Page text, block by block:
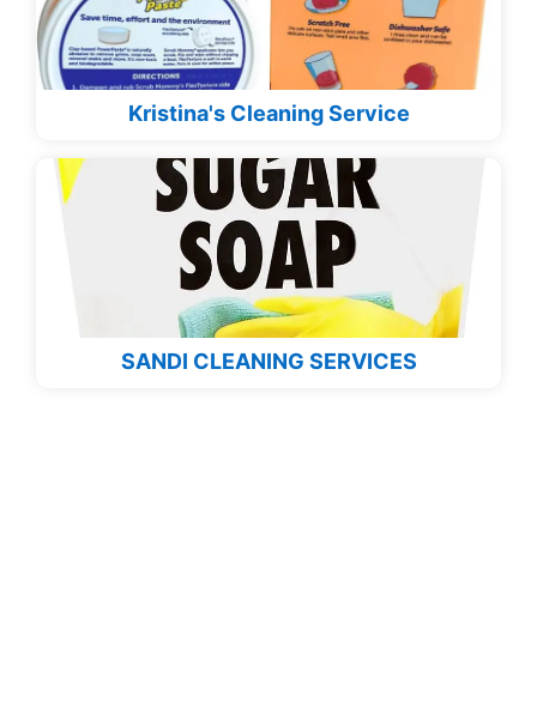
Kristina's Cleaning Service
SANDI CLEANING SERVICES